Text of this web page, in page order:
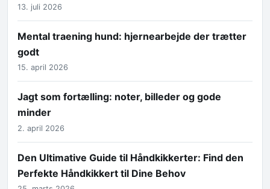
13. juli 2026
Mental traening hund: hjernearbejde der trætter
godt
15. april 2026
Jagt som fortælling: noter, billeder og gode
minder
2. april 2026
Den Ultimative Guide til Håndkikkerter: Find den
Perfekte Håndkikkert til Dine Behov